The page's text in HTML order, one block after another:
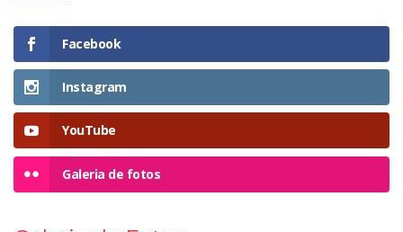
Facebook
Instagram
YouTube
Galeria de fotos